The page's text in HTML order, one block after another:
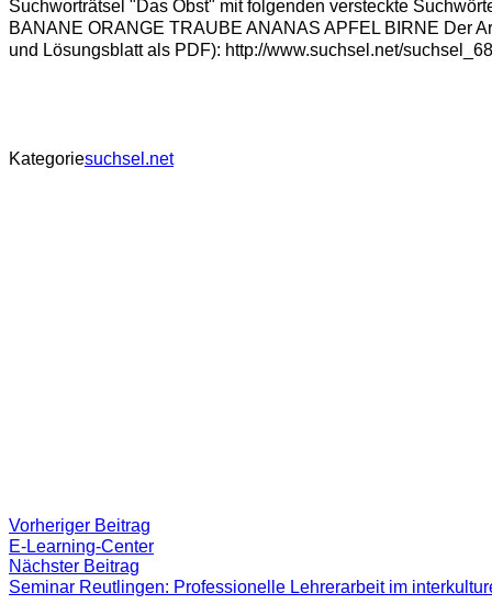
Suchworträtsel "Das Obst" mit folgenden versteckte
BANANE ORANGE TRAUBE ANANAS APFEL BIRNE Der
und Lösungsblatt als PDF): http://www.suchsel.net/
Kategoriesuchsel.net
Beitragsnavigation
Vorheriger Beitrag
Beitrag:
E-Learning-Center
Nächster Beitrag
Beitrag
Seminar Reutlingen: Professionelle Lehrerarbeit im